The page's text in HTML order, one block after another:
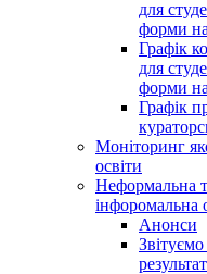
для
форми
Графік
для
форми
Графік
Моніторинг
освіти
Неформальна
інфоромальна
Анонси